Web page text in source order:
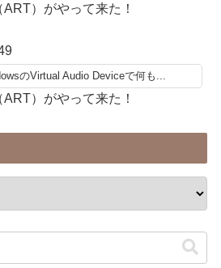
）がやって来た！
のVirtual Audio Deviceで何も...
）がやって来た！